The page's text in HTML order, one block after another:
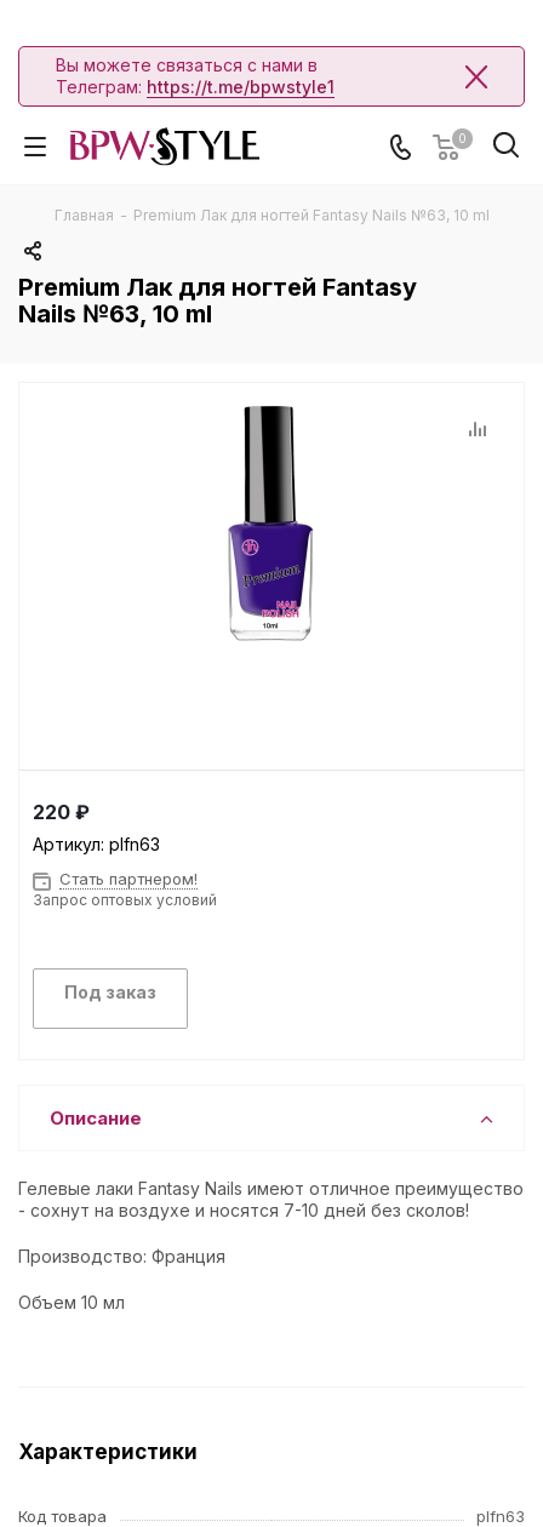
Вы можете связаться с нами в
Телеграм: https://t.me/bpwstyle1
0
Главная - Premium Лак для ногтей Fantasy Nails №63, 10 ml
Premium Лак для ногтей Fantasy
Nails №63, 10 ml
220 ₽
Артикул: plfn63
Стать партнером!
Запрос оптовых условий
Под заказ
Описание
Гелевые лаки Fantasy Nails имеют отличное преимущество
- сохнут на воздухе и носятся 7-10 дней без сколов!
Производство: Франция
Объем 10 мл
Характеристики
Код товара plfn63